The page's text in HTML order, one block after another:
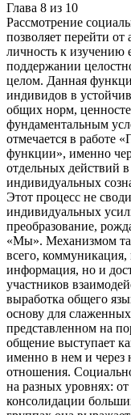
Глава 8 из 10
Рассмотрение
позволяет перейти
личность к изучению
поддержании
целом. Данная
индивидов в
общих норм,
фундаментальным
отмечается в работе
функции», именно
отдельных действий
индивидуальных
Этот процесс не
индивидуальных
преобразование,
«Мы». Механизмом
всего, коммуникация,
информация, но и
участников
выработка общего
основу для
представленном на
общение выступает
именно в нем и через
отношения.
на разных уровнях:
консолидации